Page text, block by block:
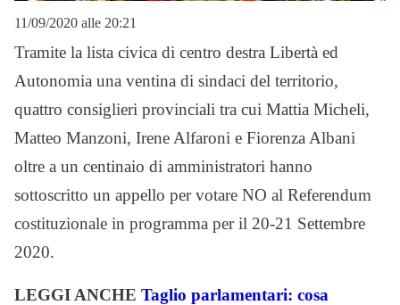
11/09/2020 alle 20:21
Tramite la lista civica di centro destra Libertà ed
Autonomia una ventina di sindaci del territorio,
quattro consiglieri provinciali tra cui Mattia Micheli,
Matteo Manzoni, Irene Alfaroni e Fiorenza Albani
oltre a un centinaio di amministratori hanno
sottoscritto un appello per votare NO al Referendum
costituzionale in programma per il 20-21 Settembre
2020.
LEGGI ANCHE Taglio parlamentari: cosa